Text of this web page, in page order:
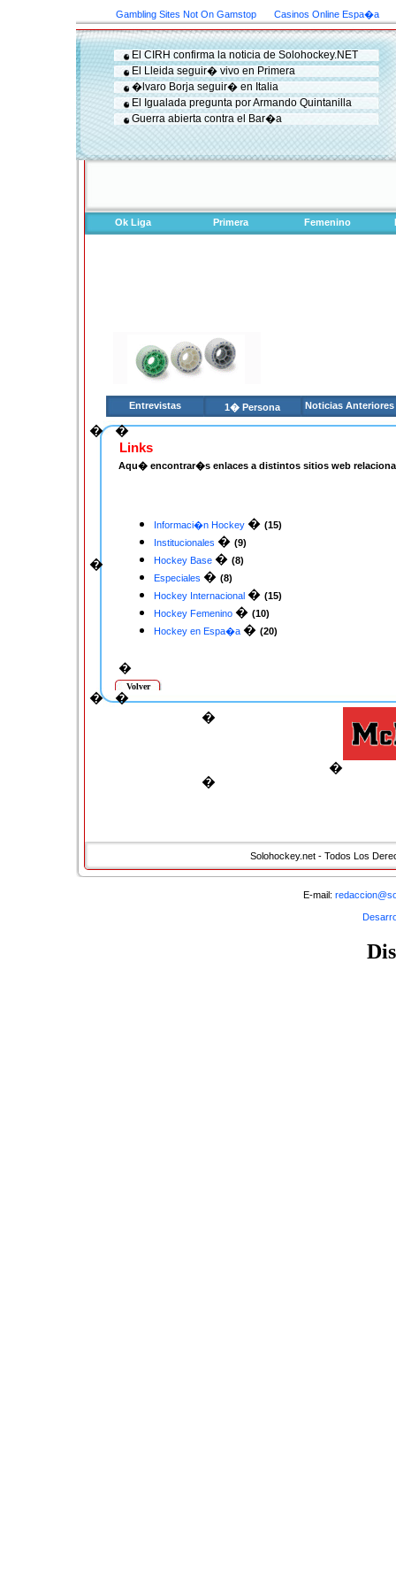
Gambling Sites Not On Gamstop Casinos Online Espa�a
El CIRH confirma la noticia de Solohockey.NET
El Lleida seguir� vivo en Primera
�lvaro Borja seguir� en Italia
El Igualada pregunta por Armando Quintanilla
Guerra abierta contra el Bar�a
Ok Liga Primera Femenino
Entrevistas 1� Persona Noticias Anteriores
� �
�
Links
Aqu� encontrar�s enlaces a distintos sitios web
Informaci�n Hockey � (15)
Institucionales � (9)
Hockey Base � (8)
Especiales � (8)
Hockey Internacional � (15)
Hockey Femenino � (10)
Hockey en Espa�a � (20)
�
Volver
�
�
�
�
�
Solohockey.net - Todos Los
E-mail: